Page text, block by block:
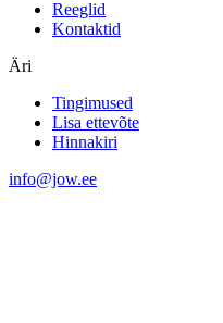
Reeglid
Kontaktid
Äri
Tingimused
Lisa ettevõte
Hinnakiri
info@jow.ee